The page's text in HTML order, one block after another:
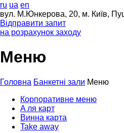
ru ua en
вул. М.Юнкерова, 20, м. Київ,
Відправити запит
на розрахунок заходу
Меню
Головна Банкетні зали Меню
Корпоративне меню
A ля карт
Винна карта
Take away